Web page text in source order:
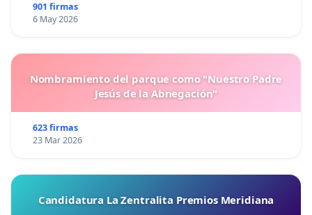
901 firmas
6 May 2026
Nombramiento del parque como "Nuestro Padre
Jesús de la Abnegación"
623 firmas
23 Mar 2026
Candidatura La Zentralita Premios Meridiana